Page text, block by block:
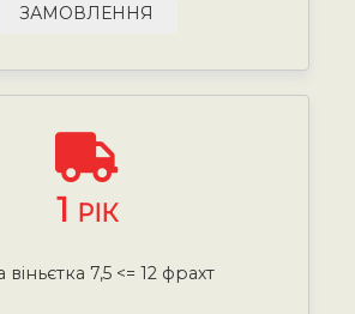
ЗАМОВЛЕННЯ
1 РІК
віньєтка 7,5 <= 12 фрахт